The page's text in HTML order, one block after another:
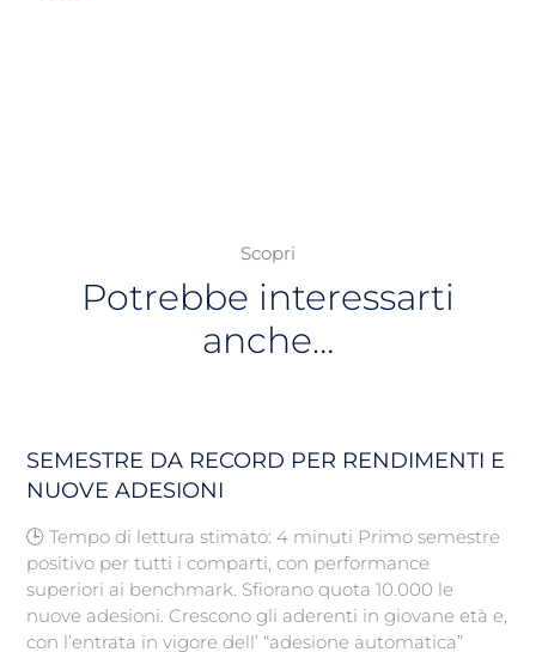
Scopri
Potrebbe interessarti
anche…
SEMESTRE DA RECORD PER RENDIMENTI E
NUOVE ADESIONI
🕒 Tempo di lettura stimato: 4 minuti Primo semestre
positivo per tutti i comparti, con performance
superiori ai benchmark. Sfiorano quota 10.000 le
nuove adesioni. Crescono gli aderenti in giovane età e,
con l’entrata in vigore dell’ “adesione automatica”